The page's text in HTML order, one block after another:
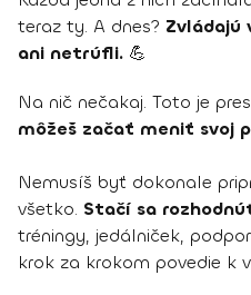
teraz ty. A dnes? Zvládajú
ani netrúfli. 💪
Na nič nečakaj. Toto je
môžeš začať meniť svoj
Nemusíš byť dokonale
všetko. Stačí sa
tréningy, jedálniček,
krok za krokom povedie k